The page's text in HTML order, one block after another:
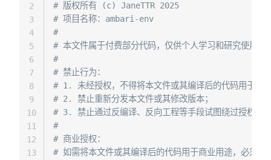
# 版权所有 (c) JaneTTR 2025
# 项目名称：ambari-env
#
# 本文件属于付费部分代码，仅供个人学习和研究使用。
#
# 禁止行为：
# 1. 未经授权，不得将本文件或其编译后的代码用于任
# 2. 禁止重新分发本文件或其修改版本；
# 3. 禁止通过反编译、反向工程等手段试图绕过授权验
#
# 商业授权：
# 如需将本文件或其编译后的代码用于商业用途，必须获
2
3
4
5
6
7
8
9
10
11
12
13